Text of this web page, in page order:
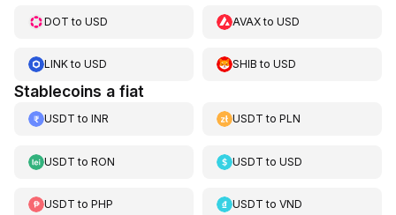
DOT to USD AVAXtoUSD
LINKto USD SHIB toUSD
Stablecoins a fiat
USDT to INR USDT toPLN
USDT to RON USDT toUSD
USDT to PHP USDT toVND